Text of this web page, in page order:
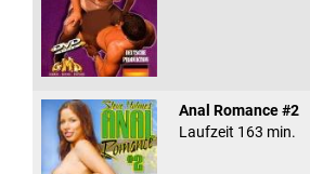
Anal Romance #2
Laufzeit 163 min.